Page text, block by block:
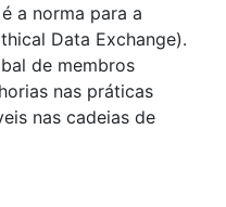
a norma para a
Data Exchange).
de membros
nas práticas
nas cadeias de